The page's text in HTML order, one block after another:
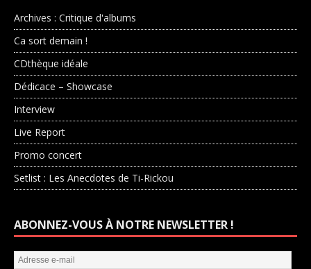
Archives : Critique d'albums
Ca sort demain !
CDthèque idéale
Dédicace – Showcase
Interview
Live Report
Promo concert
Setlist : Les Anecdotes de Ti-Rickou
ABONNEZ-VOUS À NOTRE NEWSLETTER !